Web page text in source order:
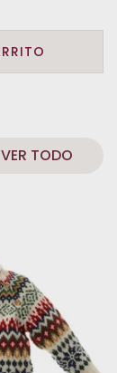
VER TODO